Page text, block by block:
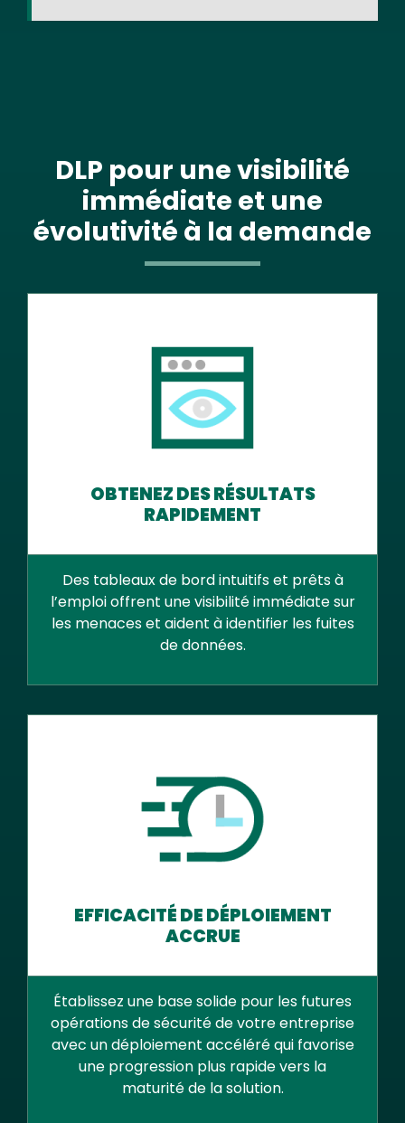
DLP pour une visibilité
immédiate et une
évolutivité à la demande
OBTENEZ DES RÉSULTATS
RAPIDEMENT
Des tableaux de bord intuitifs et prêts à
l’emploi offrent une visibilité immédiate sur
les menaces et aident à identifier les fuites
de données.
EFFICACITÉ DE DÉPLOIEMENT
ACCRUE
Établissez une base solide pour les futures
opérations de sécurité de votre entreprise
avec un déploiement accéléré qui favorise
une progression plus rapide vers la
maturité de la solution.